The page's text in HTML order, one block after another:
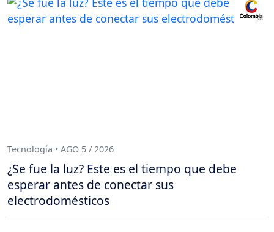
Tecnología • AGO 5 / 2026
¿Se fue la luz? Este es el tiempo que debe
esperar antes de conectar sus
electrodomésticos